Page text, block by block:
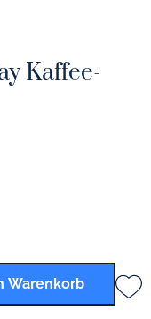
Kaffee-
Warenkorb